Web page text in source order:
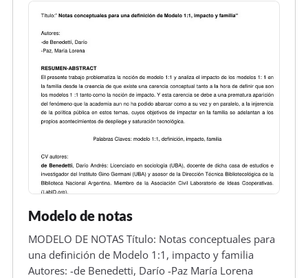
Modelo de notas
MODELO DE NOTAS Título: Notas conceptuales para
una deﬁnición de Modelo 1:1, impacto y familia
Autores: -de Benedetti, Darío -Paz María Lorena